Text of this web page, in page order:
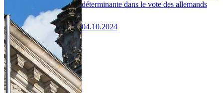
déterminante dans le vote des allemands
04.10.2024